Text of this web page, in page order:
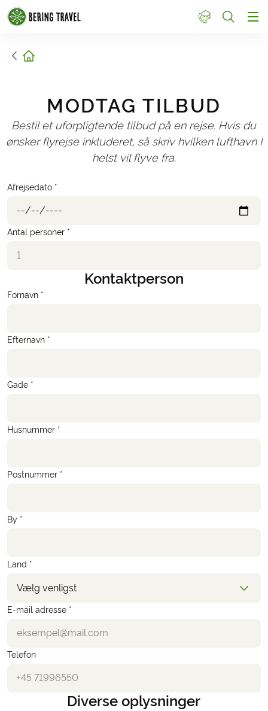
1
Hjem
MODTAG TILBUD
Bestil et uforpligtende tilbud på en rejse. Hvis du
ønsker flyrejse inkluderet, så skriv hvilken lufthavn I
helst vil flyve fra.
Afrejsedato *
Antal personer *
Kontaktperson
Fornavn *
Efternavn *
Gade *
Husnummer *
Postnummer *
By *
Land *
Vælg venligst
E-mail adresse *
Telefon
Diverse oplysninger